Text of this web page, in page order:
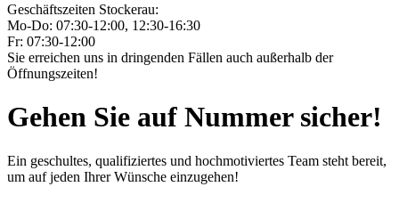
Geschäftszeiten Stockerau:
Mo-Do: 07:30-12:00, 12:30-16:30
Fr: 07:30-12:00
Sie erreichen uns in dringenden Fällen auch außerhalb der
Öffnungszeiten!
Gehen Sie auf Nummer sicher!
Ein geschultes, qualifiziertes und hochmotiviertes Team steht bereit,
um auf jeden Ihrer Wünsche einzugehen!